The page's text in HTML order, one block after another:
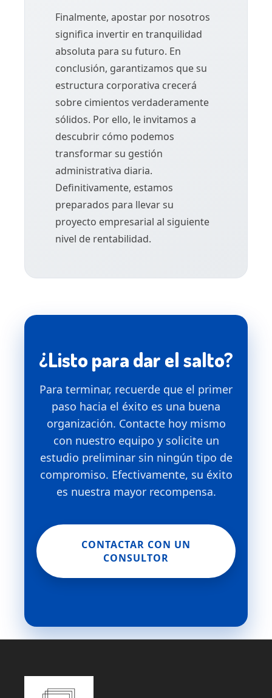
Finalmente, apostar por nosotros
significa invertir en tranquilidad
absoluta para su futuro. En
conclusión, garantizamos que su
estructura corporativa crecerá
sobre cimientos verdaderamente
sólidos. Por ello, le invitamos a
descubrir cómo podemos
transformar su gestión
administrativa diaria.
Definitivamente, estamos
preparados para llevar su
proyecto empresarial al siguiente
nivel de rentabilidad.
¿Listo para dar el salto?
Para terminar, recuerde que el primer
paso hacia el éxito es una buena
organización. Contacte hoy mismo
con nuestro equipo y solicite un
estudio preliminar sin ningún tipo de
compromiso. Efectivamente, su éxito
es nuestra mayor recompensa.
CONTACTAR CON UN
CONSULTOR